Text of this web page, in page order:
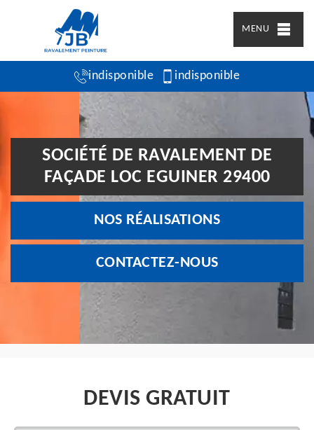
MENU
indisponible indisponible
SOCIÉTÉ DE RAVALEMENT DE
FAÇADE LOC EGUINER 29400
NOS RÉALISATIONS
CONTACTEZ-NOUS
DEVIS GRATUIT